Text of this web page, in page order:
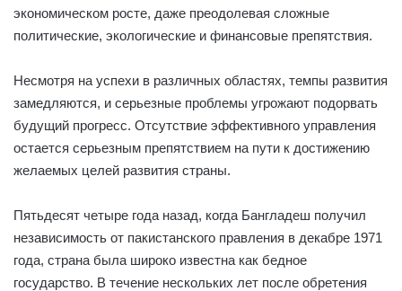
экономическом росте, даже преодолевая сложные
политические, экологические и финансовые препятствия.
Несмотря на успехи в различных областях, темпы развития
замедляются, и серьезные проблемы угрожают подорвать
будущий прогресс. Отсутствие эффективного управления
остается серьезным препятствием на пути к достижению
желаемых целей развития страны.
Пятьдесят четыре года назад, когда Бангладеш получил
независимость от пакистанского правления в декабре 1971
года, страна была широко известна как бедное
государство. В течение нескольких лет после обретения